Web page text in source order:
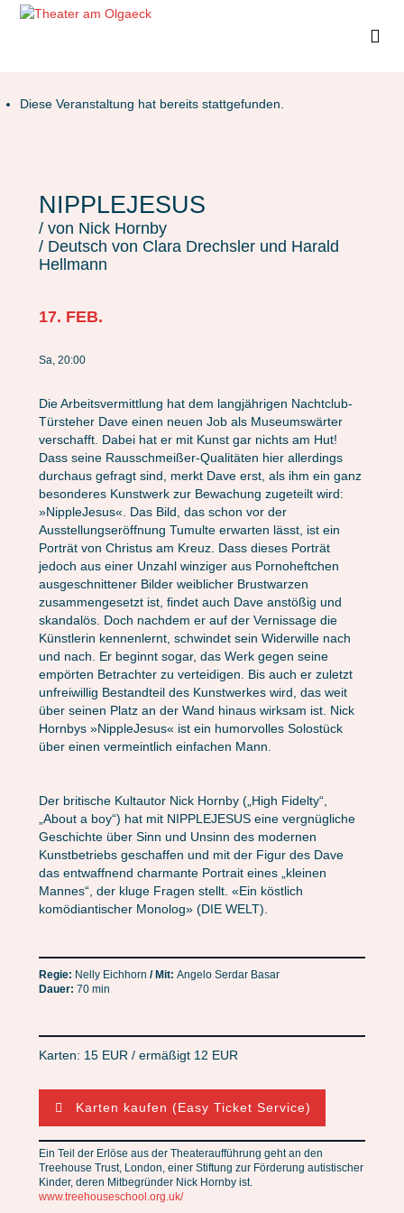
Diese Veranstaltung hat bereits stattgefunden.
NIPPLEJESUS
/ von Nick Hornby
/ Deutsch von Clara Drechsler und Harald
Hellmann
17. FEB.
Sa, 20:00
Die Arbeitsvermittlung hat dem langjährigen Nachtclub-
Türsteher Dave einen neuen Job als Museumswärter
verschafft. Dabei hat er mit Kunst gar nichts am Hut!
Dass seine Rausschmeißer-Qualitäten hier allerdings
durchaus gefragt sind, merkt Dave erst, als ihm ein ganz
besonderes Kunstwerk zur Bewachung zugeteilt wird:
»NippleJesus«. Das Bild, das schon vor der
Ausstellungseröffnung Tumulte erwarten lässt, ist ein
Porträt von Christus am Kreuz. Dass dieses Porträt
jedoch aus einer Unzahl winziger aus Pornoheftchen
ausgeschnittener Bilder weiblicher Brustwarzen
zusammengesetzt ist, findet auch Dave anstößig und
skandalös. Doch nachdem er auf der Vernissage die
Künstlerin kennenlernt, schwindet sein Widerwille nach
und nach. Er beginnt sogar, das Werk gegen seine
empörten Betrachter zu verteidigen. Bis auch er zuletzt
unfreiwillig Bestandteil des Kunstwerkes wird, das weit
über seinen Platz an der Wand hinaus wirksam ist. Nick
Hornbys »NippleJesus« ist ein humorvolles Solostück
über einen vermeintlich einfachen Mann.
Der britische Kultautor Nick Hornby („High Fidelty“,
„About a boy“) hat mit NIPPLEJESUS eine vergnügliche
Geschichte über Sinn und Unsinn des modernen
Kunstbetriebs geschaffen und mit der Figur des Dave
das entwaffnend charmante Portrait eines „kleinen
Mannes“, der kluge Fragen stellt. «Ein köstlich
komödiantischer Monolog» (DIE WELT).
Regie: Nelly Eichhorn / Mit: Angelo Serdar Basar
Dauer: 70 min
Karten: 15 EUR / ermäßigt 12 EUR
Karten kaufen (Easy Ticket Service)
Ein Teil der Erlöse aus der Theateraufführung geht an den
Treehouse Trust, London, einer Stiftung zur Förderung autistischer
Kinder, deren Mitbegründer Nick Hornby ist.
www.treehouseschool.org.uk/